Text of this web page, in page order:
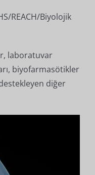
REACH/Biyolojik
laboratuvar
biyofarmasötikler
diğer